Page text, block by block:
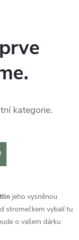
kategorie.
jeho vysněnou
stromečkem vybalí tu
o vašem dárku